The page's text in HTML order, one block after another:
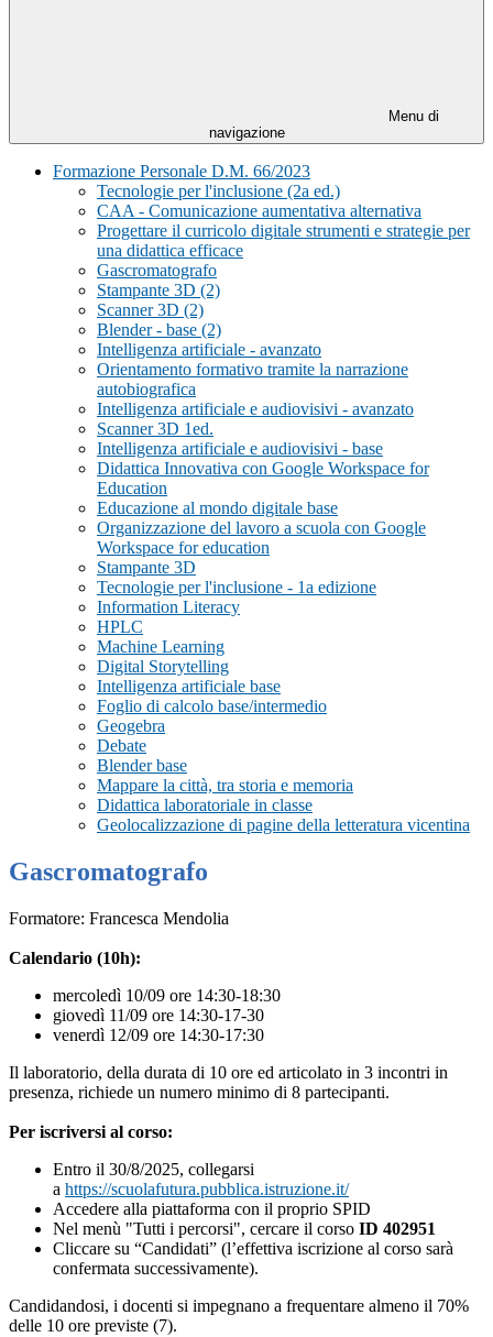
Menu di
navigazione
Formazione Personale D.M. 66/2023
Tecnologie per l'inclusione (2a ed.)
CAA - Comunicazione aumentativa alternativa
Progettare il curricolo digitale strumenti e strategie per
una didattica efficace
Gascromatografo
Stampante 3D (2)
Scanner 3D (2)
Blender - base (2)
Intelligenza artificiale - avanzato
Orientamento formativo tramite la narrazione
autobiografica
Intelligenza artificiale e audiovisivi - avanzato
Scanner 3D 1ed.
Intelligenza artificiale e audiovisivi - base
Didattica Innovativa con Google Workspace for
Education
Educazione al mondo digitale base
Organizzazione del lavoro a scuola con Google
Workspace for education
Stampante 3D
Tecnologie per l'inclusione - 1a edizione
Information Literacy
HPLC
Machine Learning
Digital Storytelling
Intelligenza artificiale base
Foglio di calcolo base/intermedio
Geogebra
Debate
Blender base
Mappare la città, tra storia e memoria
Didattica laboratoriale in classe
Geolocalizzazione di pagine della letteratura vicentina
Gascromatografo
Formatore: Francesca Mendolia
Calendario (10h):
mercoledì 10/09 ore 14:30-18:30
giovedì 11/09 ore 14:30-17-30
venerdì 12/09 ore 14:30-17:30
Il laboratorio, della durata di 10 ore ed articolato in 3 incontri in
presenza, richiede un numero minimo di 8 partecipanti.
Per iscriversi al corso:
Entro il 30/8/2025, collegarsi
a https://scuolafutura.pubblica.istruzione.it/
Accedere alla piattaforma con il proprio SPID
Nel menù "Tutti i percorsi", cercare il corso ID 402951
Cliccare su “Candidati” (l’effettiva iscrizione al corso sarà
confermata successivamente).
Candidandosi, i docenti si impegnano a frequentare almeno il 70%
delle 10 ore previste (7).